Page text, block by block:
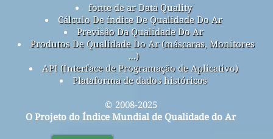
fonte de ar Data Quality
Cálculo De índice De Qualidade Do Ar
Previsão Da Qualidade Do Ar
Produtos De Qualidade Do Ar (máscaras, Monitores
...)
API (Interface de Programação de Aplicativo)
Plataforma de dados históricos
© 2008-2025
O Projeto do Índice Mundial de Qualidade do Ar